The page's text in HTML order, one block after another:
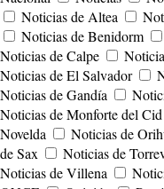
Noticias de Altea
Noticias de Benidorm
Noticias de Calpe
Noticias de El Salvador
Noticias de Gandía
Noticias de Monforte del Cid
Novelda
Noticias de
de Sax
Noticias de
Noticias de Villena